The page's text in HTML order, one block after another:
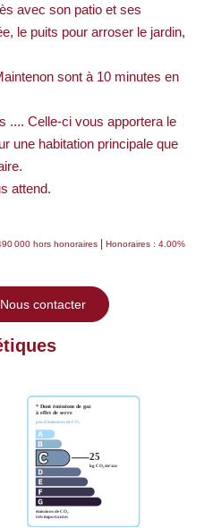
avec son patio et ses
le puits pour arroser le jardin,
sont à 10 minutes en
.... Celle-ci vous apportera le
une habitation principale que
attend.
000 hors honoraires | Honoraires : 4.00%
Nous contacter